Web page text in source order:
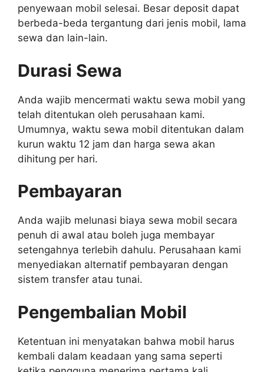
penyewaan mobil selesai. Besar deposit dapat
berbeda-beda tergantung dari jenis mobil, lama
sewa dan lain-lain.
Durasi Sewa
Anda wajib mencermati waktu sewa mobil yang
telah ditentukan oleh perusahaan kami.
Umumnya, waktu sewa mobil ditentukan dalam
kurun waktu 12 jam dan harga sewa akan
dihitung per hari.
Pembayaran
Anda wajib melunasi biaya sewa mobil secara
penuh di awal atau boleh juga membayar
setengahnya terlebih dahulu. Perusahaan kami
menyediakan alternatif pembayaran dengan
sistem transfer atau tunai.
Pengembalian Mobil
Ketentuan ini menyatakan bahwa mobil harus
kembali dalam keadaan yang sama seperti